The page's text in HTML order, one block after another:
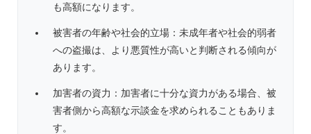
も高額になります。
被害者の年齢や社会的立場：未成年者や社会的弱者
への盗撮は、より悪質性が高いと判断される傾向が
あります。
加害者の資力：加害者に十分な資力がある場合、被
害者側から高額な示談金を求められることもありま
す。